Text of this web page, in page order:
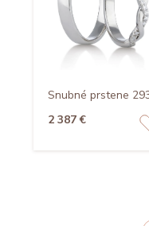
Snubné prstene
2 387 €